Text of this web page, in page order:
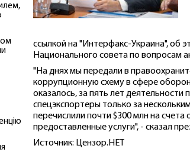
ссылкой на "Интерфакс-Украина", об
Национального совета по вопросам
"На днях мы передали в
коррупционную схему в сфере
оказалось, за пять лет
спецэкспортеры только за
перечислили почти $300 млн на
предоставленные услуги", - сказал
Источник: Цензор.НЕТ